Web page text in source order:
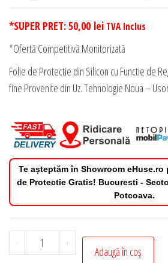
*SUPER PRET:50,00 lei TVA Inclus
*Ofertă Competitivă Monitorizată
Folie de Protectie din Silicon cu Functie de
fine Provenite din Uz. Tehnologie Noua –
Te așteptăm în Showroom
de Protectie Gratis! Bucuresti -
Potcoava.
-
Cantitate
Folie
+
Adaugă în coș